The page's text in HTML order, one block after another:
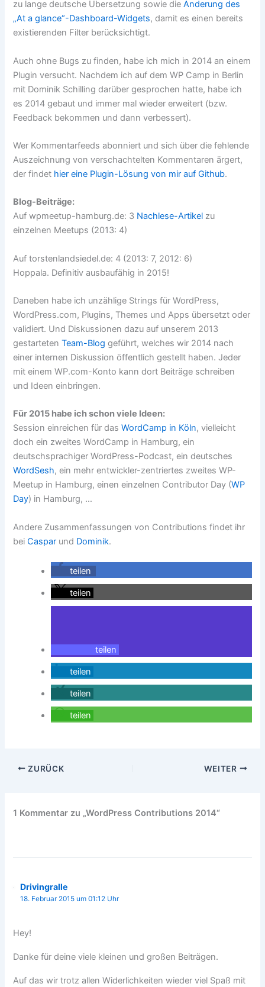
zu lange deutsche Übersetzung sowie dieÄnderung des
„At a glance“-Dashboard-Widgets, damit es einen bereits
existierenden Filter berücksichtigt.
Auch ohne Bugs zu finden, habe ich mich in 2014 an einem
Plugin versucht. Nachdem ich auf dem WP Camp in Berlin
mit Dominik Schilling darüber gesprochen hatte, habe ich
es 2014 gebaut und immer mal wieder erweitert (bzw.
Feedback bekommen und dann verbessert).
Wer Kommentarfeeds abonniert und sich über die fehlende
Auszeichnung von verschachtelten Kommentaren ärgert,
der findet hier eine Plugin-Lösung von mir auf Github.
Blog-Beiträge:
Auf wpmeetup-hamburg.de: 3 Nachlese-Artikel zu
einzelnen Meetups (2013: 4)
Auf torstenlandsiedel.de: 4 (2013: 7, 2012: 6)
Hoppala. Definitiv ausbaufähig in 2015!
Daneben habe ich unzählige Strings für WordPress,
WordPress.com, Plugins, Themes und Apps übersetzt oder
validiert. Und Diskussionen dazu auf unserem 2013
gestartetenTeam-Blog geführt, welches wir 2014 nach
einer internen Diskussion öffentlich gestellt haben. Jeder
mit einem WP.com-Konto kann dort Beiträge schreiben
und Ideen einbringen.
Für 2015 habe ich schon viele Ideen:
Session einreichen für dasWordCamp in Köln, vielleicht
doch ein zweites WordCamp in Hamburg, ein
deutschsprachiger WordPress-Podcast, ein deutsches
WordSesh, ein mehr entwickler-zentriertes zweites WP-
Meetup in Hamburg, einen einzelnen Contributor Day (WP
Day) in Hamburg, …
Andere Zusammenfassungen von Contributions findet ihr
beiCaspar und Dominik.
teilen
teilen
teilen
teilen
teilen
teilen
ZURÜCK WEITER
1 Kommentar zu „WordPress Contributions 2014“
Drivingralle
18. Februar 2015 um 01:12 Uhr
Hey!
Danke für deine viele kleinen und großen Beiträgen.
Auf das wir trotz allen Widerlichkeiten wieder viel Spaß mit